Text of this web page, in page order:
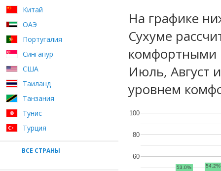
Китай
ОАЭ
Португалия
Сингапур
США
Таиланд
Танзания
Тунис
Турция
ВСЕ СТРАНЫ
На графике
Сухуме
комфортными
Июль, Август
уровнем
60
80
100
53.0% 54.2%